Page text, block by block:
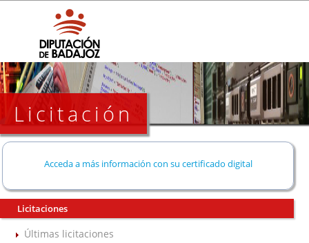
Licitación
Acceda a más información con su certificado digital
Licitaciones
Últimas licitaciones